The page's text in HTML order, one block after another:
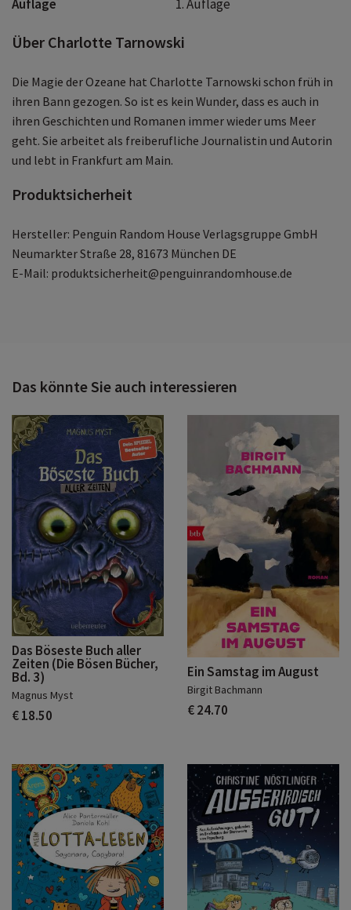
Auflage 1. Auflage
Über Charlotte Tarnowski
Die Magie der Ozeane hat Charlotte Tarnowski schon früh in
ihren Bann gezogen. So ist es kein Wunder, dass es auch in
ihren Geschichten und Romanen immer wieder ums Meer
geht. Sie arbeitet als freiberufliche Journalistin und Autorin
und lebt in Frankfurt am Main.
Produktsicherheit
Hersteller: Penguin Random House Verlagsgruppe GmbH
Neumarkter Straße 28, 81673 München DE
E-Mail: produktsicherheit@penguinrandomhouse.de
Das könnte Sie auch interessieren
Das Böseste Buch aller
Zeiten (Die Bösen Bücher,
Bd. 3)
Magnus Myst
€ 18.50
Ein Samstag im August
Birgit Bachmann
€ 24.70